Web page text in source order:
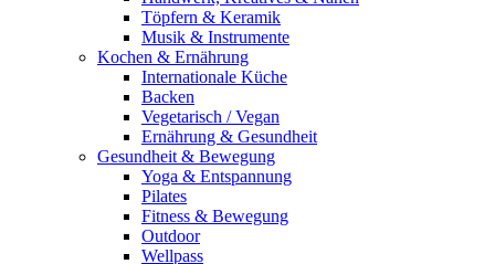
Töpfern & Keramik
Musik & Instrumente
Kochen & Ernährung
Internationale Küche
Backen
Vegetarisch / Vegan
Ernährung & Gesundheit
Gesundheit & Bewegung
Yoga & Entspannung
Pilates
Fitness & Bewegung
Outdoor
Wellpass